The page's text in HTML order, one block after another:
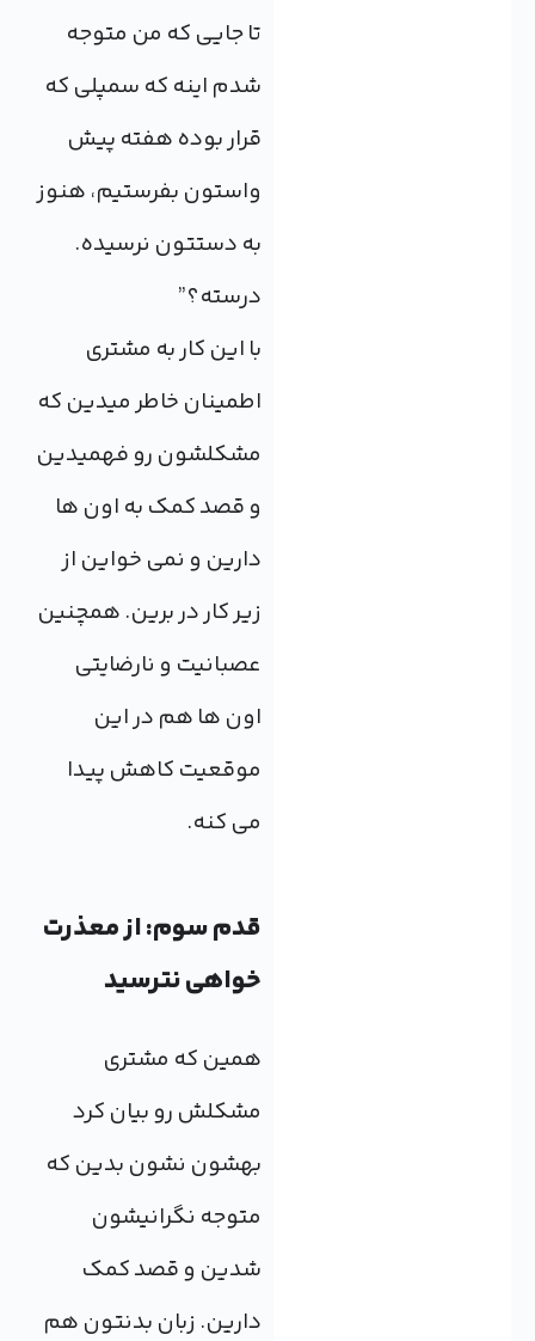
تا جایی که من متوجه
شدم اینه که سمپلی که
قرار بوده هفته پیش
واستون بفرستیم، هنوز
به دستتون نرسیده.
درسته؟”
با این کار به مشتری
اطمینان خاطر میدین که
مشکلشون رو فهمیدین
و قصد کمک به اون ها
دارین و نمی خواین از
زیر کار در برین. همچنین
عصبانیت و نارضایتی
اون ها هم در این
موقعیت کاهش پیدا
می کنه.
قدم سوم: از معذرت
خواهی نترسید
همین که مشتری
مشکلش رو بیان کرد
بهشون نشون بدین که
متوجه نگرانیشون
شدین و قصد کمک
دارین. زبان بدنتون هم